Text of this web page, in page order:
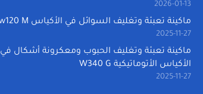
2026-01-13
ماكينة تعبئة وتغليف السوائل في الأكياس w120 M
2025-11-27
ماكينة تعبئة وتغليف الحبوب ومعكرونة أشكال في
الأكياس الأتوماتيكية W340 G
2025-11-27